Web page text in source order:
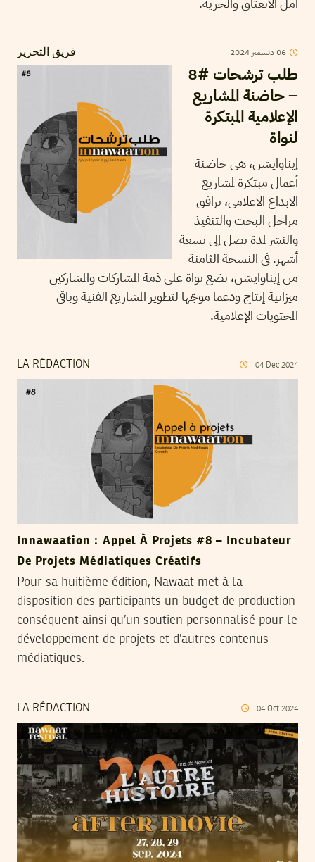
فريق التحرير 06 ديسمبر 2024
طلب ترشحات #8
– حاضنة المشاريع
الإعلامية المبتكرة
لنواة
إيناوايشن، هي حاضنة
أعمال مبتكرة لمشاريع
الابداع الاعلامي، ترافق
مراحل البحث والتنفيذ
والنشر لمدة تصل إلى تسعة
أشهر. في النسخة الثامنة
من إيناوايشن، تضع نواة على ذمة المشاركات والمشاركين
ميزانية إنتاج ودعما موجّها لتطوير المشاريع الفنية وباقي
المحتويات الإعلامية.
LA RÉDACTION 04 Dec 2024
Innawaation : Appel À Projets #8 – Incubateur
De Projets Médiatiques Créatifs
Pour sa huitième édition, Nawaat met à la
disposition des participants un budget de production
conséquent ainsi qu’un soutien personnalisé pour le
développement de projets et d’autres contenus
médiatiques.
LA RÉDACTION 04 Oct 2024